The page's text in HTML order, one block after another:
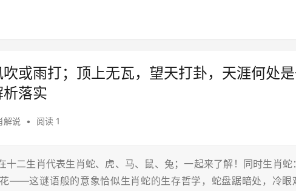
或雨打；顶上无瓦，望天打卦，天涯何处
落实
解说 • 阅读 1
二生肖代表生肖蛇、虎、马、鼠、兔；一起来了解！同时生肖蛇：
——这谜语般的意象恰似生肖蛇的生存哲学，蛇盘踞暗处，冷眼